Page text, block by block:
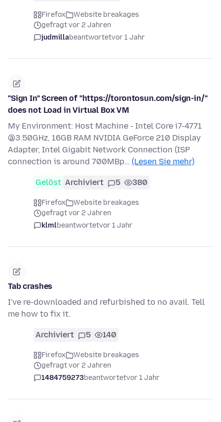
Firefox
Website breakages
gefragt vor 2 Jahren
judmillabeantwortetvor 1 Jahr
"Sign In" Screen of "https://torontosun.com/sign-in/"
does not Load in Virtual Box VM
My Environment: Host Machine - Intel Core i7-4771
@3.50GHz, 16GB RAM NVIDIA GeForce 210 Display
Adapter, Intel Gigabit Network Connection (ISP
connection is around 700MBp… (Lesen Sie mehr)
Gelöst Archiviert 5 380
Firefox
Website breakages
gefragt vor 2 Jahren
klmlbeantwortetvor 1 Jahr
Tab crashes
I've re-downloaded and refurbished to no avail. Tell
me how to fix it.
Archiviert 5 140
Firefox
Website breakages
gefragt vor 2 Jahren
1484759273beantwortetvor 1 Jahr